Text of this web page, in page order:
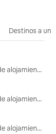
Destinos a un
Renta mensual de alojamientos
Renta mensual de alojamientos
Renta mensual de alojamientos